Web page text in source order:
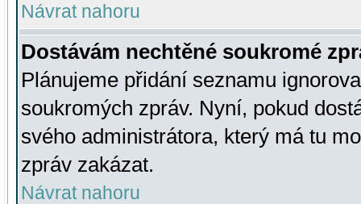
Návrat nahoru
Dostávám nechtěné soukromé
Plánujeme přidání seznamu
soukromých zpráv. Nyní, pokud
svého administrátora, který má tu
zpráv zakázat.
Návrat nahoru